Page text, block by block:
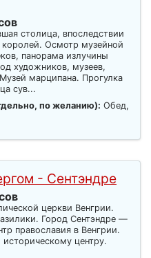
столица, впоследствии
королей. Осмотр музейной
панорама излучины
художников, музеев,
марципана. Прогулка
сув...
по желанию): Обед,
- Сентэндре
церкви Венгрии.
Город Сентэндре —
православия в Венгрии.
центру.